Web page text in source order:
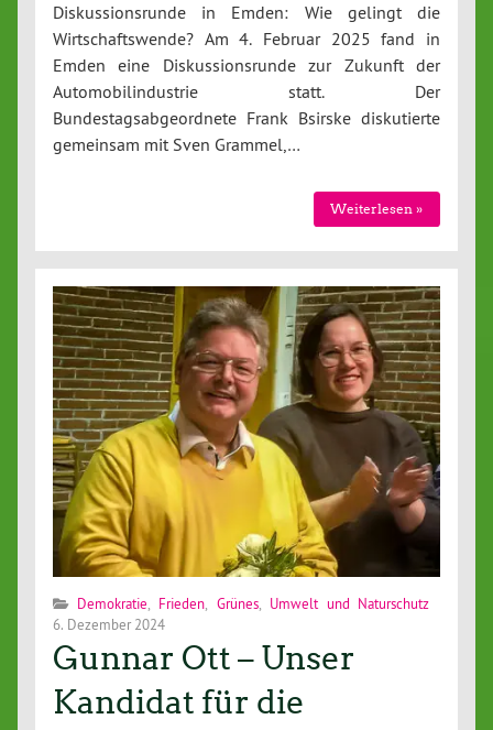
Diskussionsrunde in Emden: Wie gelingt die
Wirtschaftswende? Am 4. Februar 2025 fand in
Emden eine Diskussionsrunde zur Zukunft der
Automobilindustrie statt. Der
Bundestagsabgeordnete Frank Bsirske diskutierte
gemeinsam mit Sven Grammel,…
Weiterlesen »
Demokratie, Frieden, Grünes, Umwelt und Naturschutz
6. Dezember 2024
Gunnar Ott – Unser
Kandidat für die